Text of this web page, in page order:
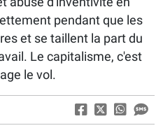
pendant que les
et se taillent la part du
Le capitalisme, c'est
le vol.